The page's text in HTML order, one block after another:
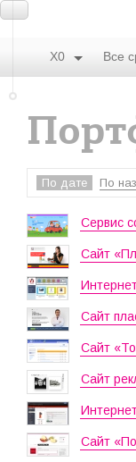
X0 Все
По дате По
Сервис
Сайт
Сайт
Сайт
Сайт
Сайт